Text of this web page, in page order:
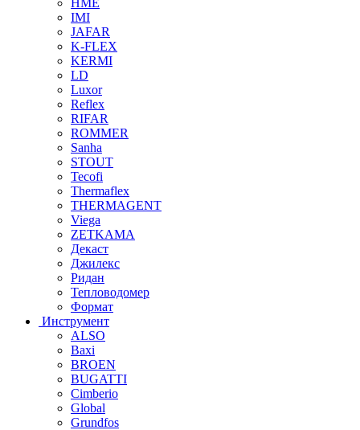
IMI
JAFAR
K-FLEX
KERMI
LD
Luxor
Reflex
RIFAR
ROMMER
Sanha
STOUT
Tecofi
Thermaflex
THERMAGENT
Viega
ZETKAMA
Декаст
Джилекс
Ридан
Тепловодомер
Формат
Инструмент
ALSO
Baxi
BROEN
BUGATTI
Cimberio
Global
Grundfos